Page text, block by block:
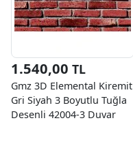
1.540,00 TL
Gmz 3D Elemental Kiremit
Gri Siyah 3 Boyutlu Tuğla
Desenli 42004-3 Duvar